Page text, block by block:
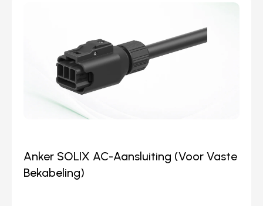
Anker SOLIX AC-Aansluiting (Voor Vaste
Bekabeling)